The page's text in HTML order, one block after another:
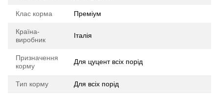
Клас корма Преміум
Країна-
виробник
Італія
Призначення
корму
Для цуцент всіх порід
Тип корму Для всіх порід